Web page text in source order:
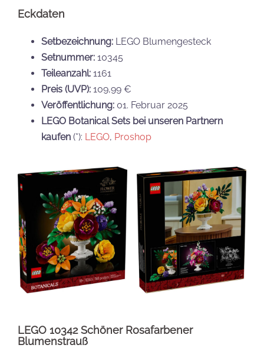
Eckdaten
Setbezeichnung: LEGO Blumengesteck
Setnummer: 10345
Teileanzahl: 1161
Preis (UVP): 109,99 €
Veröffentlichung: 01. Februar 2025
LEGO Botanical Sets bei unseren Partnern
kaufen (*): LEGO, Proshop
LEGO 10342 Schöner Rosafarbener
Blumenstrauß